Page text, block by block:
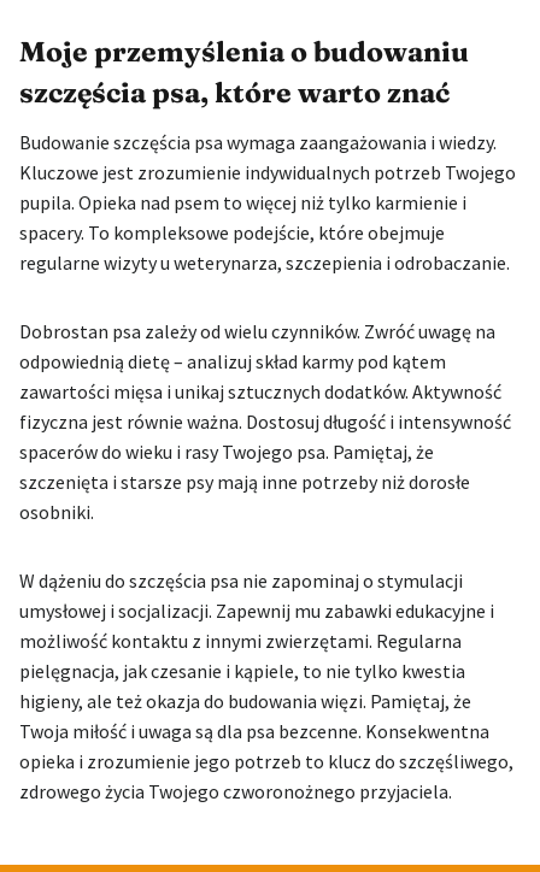
Moje przemyślenia o budowaniu
szczęścia psa, które warto znać
Budowanie szczęścia psa wymaga zaangażowania i wiedzy.
Kluczowe jest zrozumienie indywidualnych potrzeb Twojego
pupila. Opieka nad psem to więcej niż tylko karmienie i
spacery. To kompleksowe podejście, które obejmuje
regularne wizyty u weterynarza, szczepienia i odrobaczanie.
Dobrostan psa zależy od wielu czynników. Zwróć uwagę na
odpowiednią dietę – analizuj skład karmy pod kątem
zawartości mięsa i unikaj sztucznych dodatków. Aktywność
fizyczna jest równie ważna. Dostosuj długość i intensywność
spacerów do wieku i rasy Twojego psa. Pamiętaj, że
szczenięta i starsze psy mają inne potrzeby niż dorosłe
osobniki.
W dążeniu do szczęścia psa nie zapominaj o stymulacji
umysłowej i socjalizacji. Zapewnij mu zabawki edukacyjne i
możliwość kontaktu z innymi zwierzętami. Regularna
pielęgnacja, jak czesanie i kąpiele, to nie tylko kwestia
higieny, ale też okazja do budowania więzi. Pamiętaj, że
Twoja miłość i uwaga są dla psa bezcenne. Konsekwentna
opieka i zrozumienie jego potrzeb to klucz do szczęśliwego,
zdrowego życia Twojego czworonożnego przyjaciela.